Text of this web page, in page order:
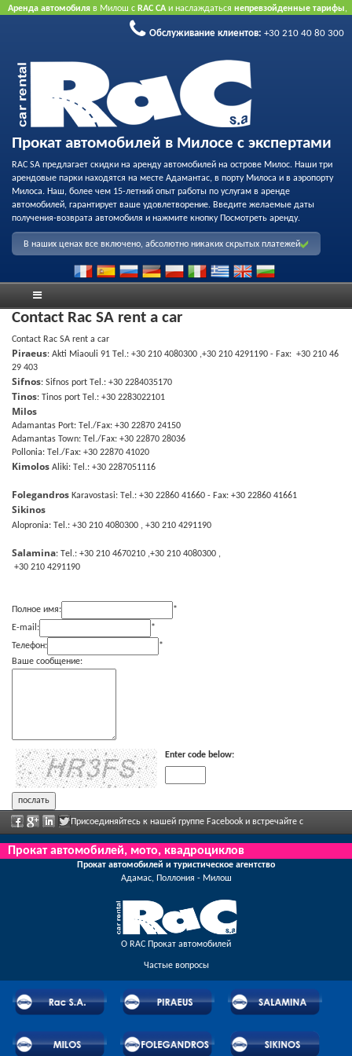
Аренда автомобиля в Милош с RAC CA и наслаждаться непревзойденные тарифы,
флот качества проката
принять преимущество нашего Интернет предлагает.Не нужна кредитная карта.
Обслуживание клиентов: +30 210 40 80 300
Прокат автомобилей в Милосе с экспертами
RAC SA предлагает скидки на аренду автомобилей на острове Милос. Наши три
арендовые парки находятся на месте Адамантас, в порту Милоса и в аэропорту
Милоса. Наш, более чем 15-летний опыт работы по услугам в аренде
автомобилей, гарантирует ваше удовлетворение. Введите желаемые даты
получения-возврата автомобиля и нажмите кнопку Посмотреть аренду.
В наших ценах все включено, абсолютно никаких скрытых платежей
Contact Rac SA rent a car
Contact Rac SA rent a car
Piraeus: Akti Miaouli 91 Τel.: +30 210 4080300 ,+30 210 4291190 - Fax: +30 210 46
29 403
Sifnos: Sifnos port Τel.: +30 2284035170
Tinos: Tinos port Τel.: +30 2283022101
Milos
Adamantas Port: Τel./Fax: +30 22870 24150
Adamantas Town: Τel./Fax: +30 22870 28036
Pollonia: Τel./Fax: +30 22870 41020
Kimolos Aliki: Τel.: +30 2287051116
Folegandros Karavostasi: Τel.: +30 22860 41660 - Fax: +30 22860 41661
Sikinos
Alopronia: Τel.: +30 210 4080300 , +30 210 4291190
Salamina: Τel.: +30 210 4670210 ,+30 210 4080300 ,
+30 210 4291190
Полное имя:
*
E-mail:
*
Телефон:
*
Ваше сообщение:
Enter code below:
Присоединяйтесь к нашей группе Facebook и встречайте с
сотрудниками, отправьте нам ваши отзывы, и воспользуйтесь грандиозными
скидками и предложениями, которые регулярно объявлены.
Прокат автомобилей, мото, квадроциклов
Прокат автомобилей и туристическое агентство
Адамас, Поллония - Милош
О RAC Прокат автомобилей
Частые вопросы